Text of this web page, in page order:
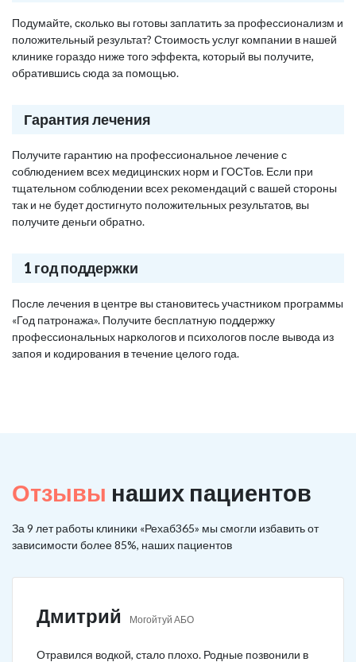
Подумайте, сколько вы готовы заплатить за профессионализм и
положительный результат? Стоимость услуг компании в нашей
клинике гораздо ниже того эффекта, который вы получите,
обратившись сюда за помощью.
Гарантия лечения
Получите гарантию на профессиональное лечение с
соблюдением всех медицинских норм и ГОСТов. Если при
тщательном соблюдении всех рекомендаций с вашей стороны
так и не будет достигнуто положительных результатов, вы
получите деньги обратно.
1 год поддержки
После лечения в центре вы становитесь участником программы
«Год патронажа». Получите бесплатную поддержку
профессиональных наркологов и психологов после вывода из
запоя и кодирования в течение целого года.
Отзывы наших пациентов
За 9 лет работы клиники «Рехаб365» мы смогли избавить от
зависимости более 85%, наших пациентов
Дмитрий Могойтуй АБО
Отравился водкой, стало плохо. Родные позвонили в